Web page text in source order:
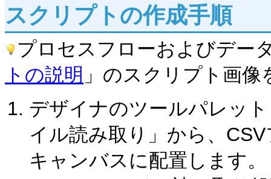
スクリプトの作成手順
プロセスフローおよびデー
トの説明 」のスクリプト画
デザイナのツールパレッ
イル読み取り」から、
キャンバスに配置します。